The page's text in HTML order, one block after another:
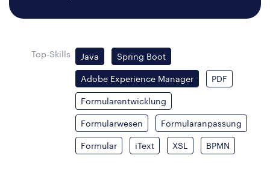
Top-Skills Java Spring Boot
Adobe Experience Manager PDF
Formularentwicklung
Formularwesen Formularanpassung
Formular iText XSL BPMN